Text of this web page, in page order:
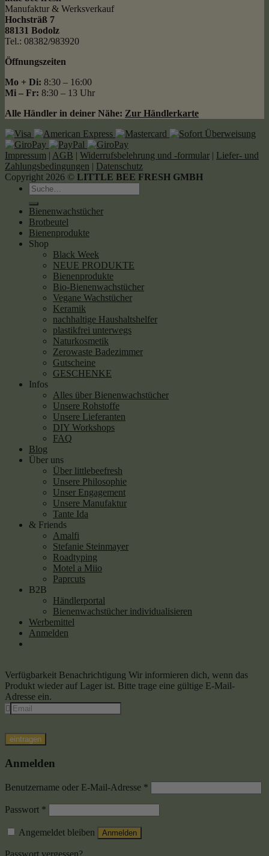
Manufaktur & Werksverkauf
Hochsträß 7
88131 Bodolz
Tel.: 08382/983920
Öffnungszeiten
Mo + Di: 8:30 – 16:00
Mi – Fr: 8:30 – 13 Uhr
Alle Händler in deiner Nähe: Zur Händlerkarte
Impressum | AGB | Widerrufsbelehrung und -formular | Liefer- und
Zahlungsbedingungen | Datenschutz
Copyright 2026 © LITTLE BEE FRESH GMBH
Suche
nach:
Bienenwachstücher
Brotbeutel
Bienenprodukte
Shop
Black Week
NEUE PRODUKTE
Bienenprodukte
Bio-Bienenwachstücher
Vegane Wachstücher
Keramik
nachhaltige Haushaltshelfer
plastikfrei unterwegs
Naturkosmetik
Zerowaste Badezimmer
Gutscheine
GESCHENKE
Infos
Alles über Bienenwachstücher
Unsere Rohstoffe
Unsere Lieferanten
DIY Workshops
FAQ
Blog
Über uns
Über littlebeefresh
Unsere Philosophie
Unser Engagement
Unsere Manufaktur
Tante Ida
& Friends
Amalfi
Stefanie Steinmayer
Roadtyping
Motel a Miio
Paprcuts
B2B
Händlerportal
Bienenwachstücher individualisieren
Werbemittel
Anmelden
Verfügbarkeit Benachrichtigung Wir informieren dich, wenn das
Produkt wieder auf Lager ist. Bitte trage eine gültige E-Mail-
Adresse ein.
eintragen
Anmelden
Benutzername oder E-Mail-Adresse *
Passwort *
Angemeldet bleiben Anmelden
Passwort vergessen?